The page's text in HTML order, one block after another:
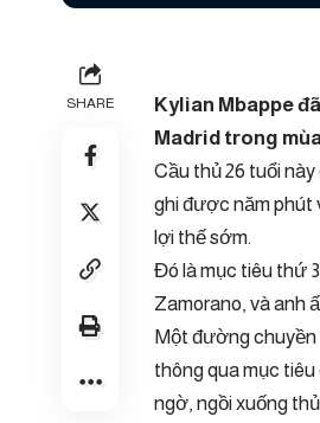
SHARE
Kylian Mbappe
Madrid trong
Cầu thủ 26 tuổi
ghi được năm phút
lợi thế sớm.
Đó là mục tiêu thứ
Zamorano, và anh
Một đường chuyền
thông qua mục
ngờ, ngồi xuống